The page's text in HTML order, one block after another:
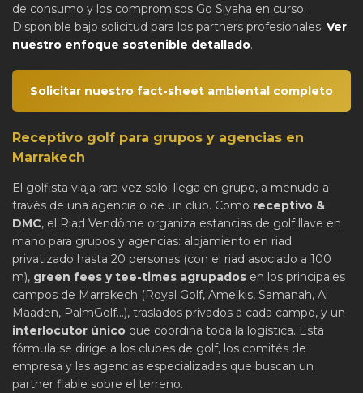
de consumo y los compromisos Go Siyaha en curso.
Disponible bajo solicitud para los partners profesionales. Ver
nuestro enfoque sostenible detallado.
Solicitar nuestro fact-sheet ambiental completo
Receptivo golf para grupos y agencias en
Marrakech
El golfista viaja rara vez solo: llega en grupo, a menudo a
través de una agencia o de un club. Como receptivo &
DMC, el Riad Vendôme organiza estancias de golf llave en
mano para grupos y agencias: alojamiento en riad
privatizado hasta 20 personas (con el riad asociado a 100
m), green fees y tee-times agrupados en los principales
campos de Marrakech (Royal Golf, Amelkis, Samanah, Al
Maaden, PalmGolf...), traslados privados a cada campo, y un
interlocutor único que coordina toda la logística. Esta
fórmula se dirige a los clubes de golf, los comités de
empresa y las agencias especializadas que buscan un
partner fiable sobre el terreno.